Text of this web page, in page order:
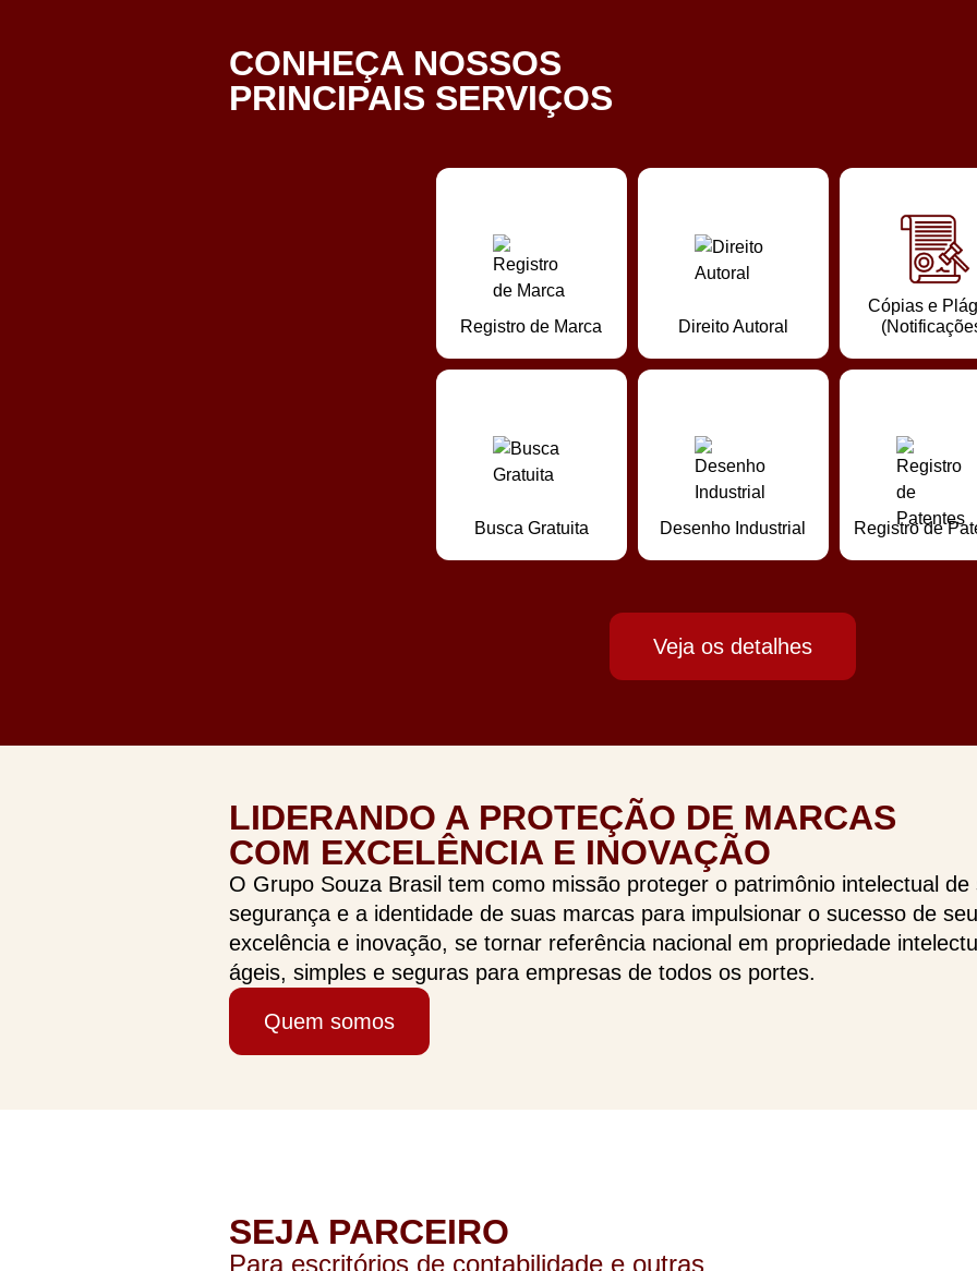
CONHEÇA NOSSOS
PRINCIPAIS SERVIÇOS
Registro de Marca Direito Autoral
Cópias e
Busca Gratuita Desenho Industrial Registro de
Veja os detalhes
LIDERANDO A PROTEÇÃO DE MARCAS
COM EXCELÊNCIA E INOVAÇÃO
O Grupo Souza Brasil tem como missão proteger o patrimônio intelectual
segurança e a identidade de suas marcas para impulsionar o sucesso de
excelência e inovação, se tornar referência nacional em propriedade
ágeis, simples e seguras para empresas de todos os portes.
Quem somos
SEJA PARCEIRO
Para escritórios de contabilidade e outras